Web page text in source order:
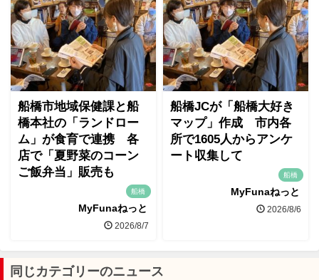
船橋市地域保健課と船
橋本社の「ランドロー
ム」が食育で連携 各
店で「夏野菜のコーン
ご飯弁当」販売も
船橋
MyFunaねっと
2026/8/7
船橋JCが「船橋大好き
マップ」作成 市内各
所で1605人からアンケ
ート収集して
船橋
MyFunaねっと
2026/8/6
同じカテゴリーのニュース